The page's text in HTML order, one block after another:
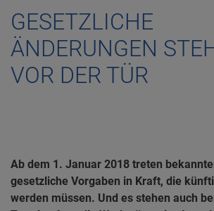
GESETZLICHE
ÄNDERUNGEN
VOR DER TÜR
Ab dem 1. Januar 2018 treten
gesetzliche Vorgaben in Kraft, die
werden müssen. Und es stehen auch